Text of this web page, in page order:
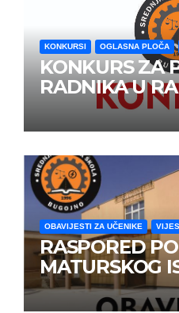
KONKURSI OGLASNA PLOČA
KONKURS ZA
RADNIKA U
OBAVIJESTI ZA UČENIKE
RASPORED
MATURSKOG
JUNSKOM